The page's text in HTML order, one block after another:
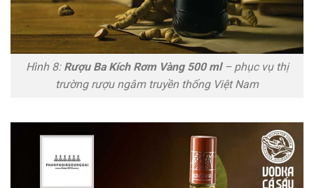
Hình 8: Rượu Ba Kích Rơm Vàng 500 ml– phục vụ thị
trường rượu ngâm truyền thống Việt Nam